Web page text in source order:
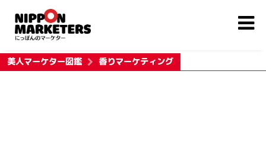
美人マーケター図鑑 香りマーケティング